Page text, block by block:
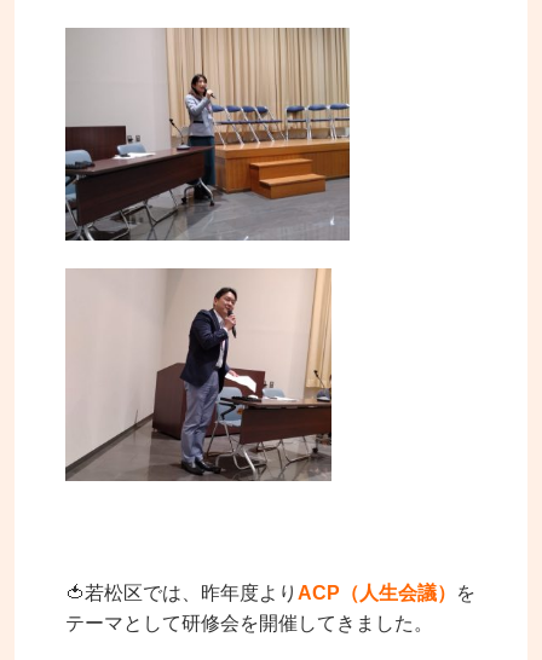
🍅若松区では、昨年度よりACP（人生会議） を
テーマとして研修会を開催してきました。